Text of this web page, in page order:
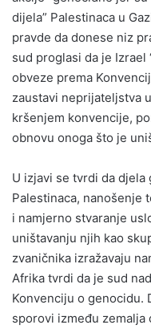
dijela” Palestinaca u
pravde da donese niz
sud proglasi da je
obveze prema
zaustavi neprijateljstva
kršenjem konvencije,
obnovu onoga što je
U izjavi se tvrdi da
Palestinaca, nanošenje
i namjerno stvaranje
uništavanju njih kao
zvaničnika izražavaju
Afrika tvrdi da je sud
Konvenciju o genocidu.
sporovi između